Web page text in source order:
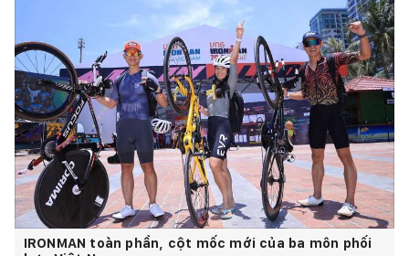
IRONMAN toàn phần, cột mốc mới của ba môn phối